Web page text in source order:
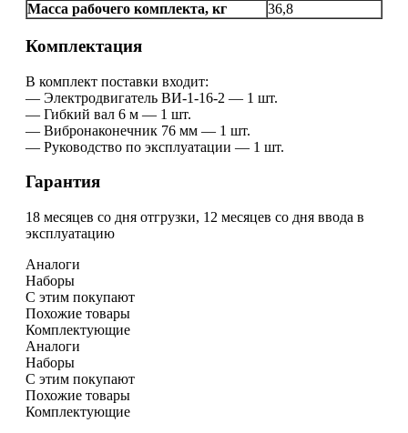
Масса рабочего комплекта, кг
36,8
Комплектация
В комплект поставки входит:
— Электродвигатель ВИ-1-16-2 — 1 шт.
— Гибкий вал 6 м — 1 шт.
— Вибронаконечник 76 мм — 1 шт.
— Руководство по эксплуатации — 1 шт.
Гарантия
18 месяцев со дня отгрузки, 12 месяцев со дня ввода в
эксплуатацию
Аналоги
Наборы
С этим покупают
Похожие товары
Комплектующие
Аналоги
Наборы
С этим покупают
Похожие товары
Комплектующие